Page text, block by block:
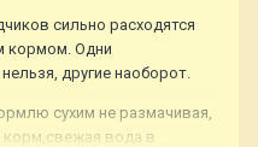
сильно расходятся
кормом. Одни
другие наоборот.
сухим не размачивая,
корм,свежая вода в